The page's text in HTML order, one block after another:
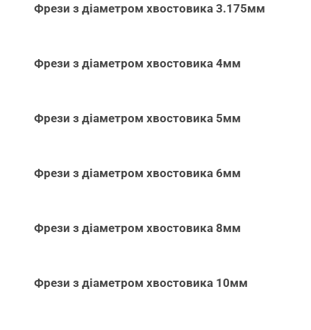
Фрези з діаметром хвостовика 3.175мм
Фрези з діаметром хвостовика 4мм
Фрези з діаметром хвостовика 5мм
Фрези з діаметром хвостовика 6мм
Фрези з діаметром хвостовика 8мм
Фрези з діаметром хвостовика 10мм